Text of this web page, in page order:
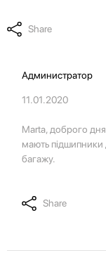
Share
Администратор
11.01.2020
Marta, доброго
мають підшипники
багажу.
Share